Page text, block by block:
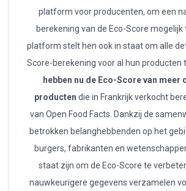
platform voor producenten, om een
berekening van de Eco-Score mogelijk
platform stelt hen ook in staat om alle
Score-berekening voor al hun producten
hebben nu de Eco-Score van meer
producten die in Frankrijk verkocht
van Open Food Facts. Dankzij de
betrokken belanghebbenden op het
burgers, fabrikanten en
staat zijn om de Eco-Score te
nauwkeurigere gegevens verzamelen